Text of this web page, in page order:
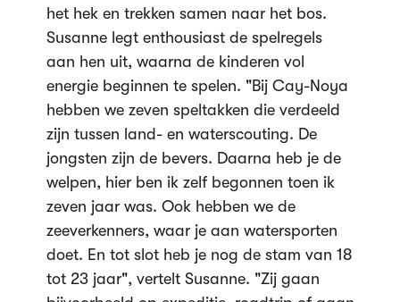
het hek en trekken samen naar het bos.
Susanne legt enthousiast de spelregels
aan hen uit, waarna de kinderen vol
energie beginnen te spelen. "Bij Cay-Noya
hebben we zeven speltakken die verdeeld
zijn tussen land- en waterscouting. De
jongsten zijn de bevers. Daarna heb je de
welpen, hier ben ik zelf begonnen toen ik
zeven jaar was. Ook hebben we de
zeeverkenners, waar je aan watersporten
doet. En tot slot heb je nog de stam van 18
tot 23 jaar", vertelt Susanne. "Zij gaan